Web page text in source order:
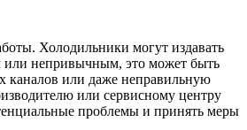
Холодильники могут издавать
или непривычным, это может быть
каналов или даже неправильную
или сервисному центру
проблемы и принять меры